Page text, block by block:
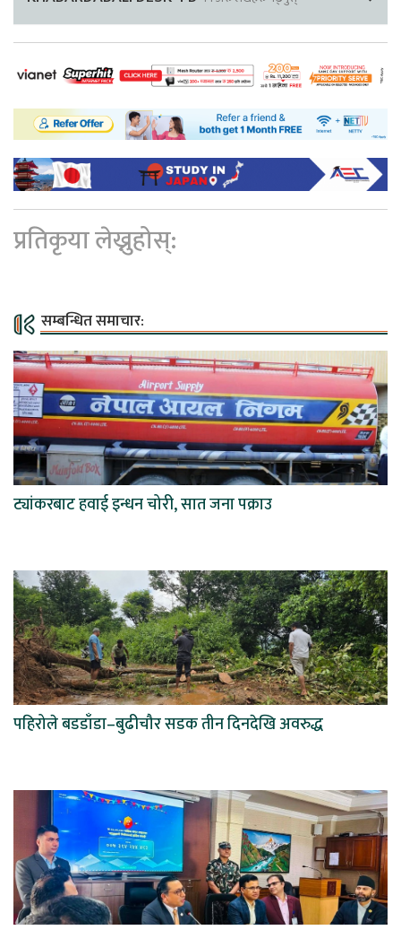
प्रतिकृया लेख्नुहोस्:
सम्बन्धित समाचार:
ट्यांकरबाट हवाई इन्धन चोरी, सात जना पक्राउ
पहिरोले बडडाँडा–बुढीचौर सडक तीन दिनदेखि अवरुद्ध